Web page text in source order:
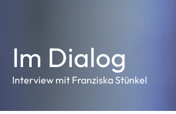
Im Dialog
Interview mit Franziska Stünkel